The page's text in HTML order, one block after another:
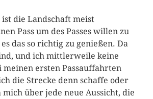
die Landschaft meist
Pass um des Passes willen zu
das so richtig zu genießen. Da
und ich mittlerweile keine
ersten Passauffahrten
die Strecke denn schaffe oder
über jede neue Aussicht, die